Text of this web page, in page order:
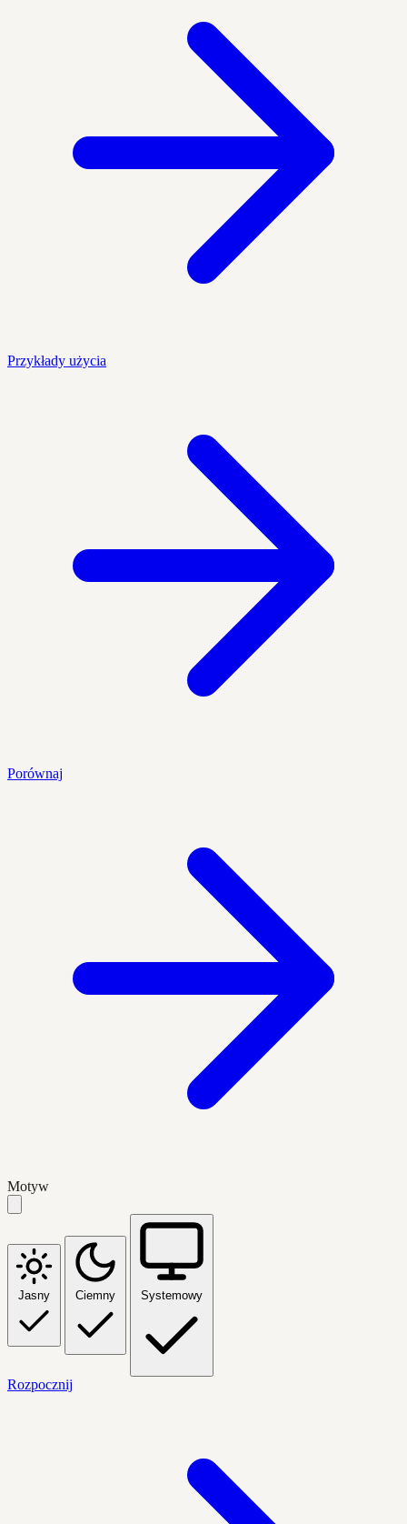
Przykłady użycia
Porównaj
Motyw
Jasny Ciemny Systemowy
Rozpocznij